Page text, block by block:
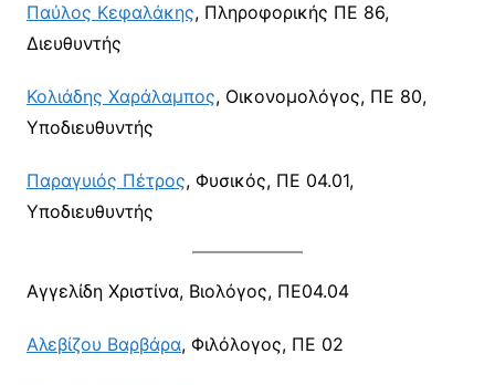
Παύλος Κεφαλάκης, Πληροφορικής ΠΕ 86,
Διευθυντής
Κολιάδης Χαράλαμπος, Οικονομολόγος, ΠΕ 80,
Υποδιευθυντής
Παραγυιός Πέτρος, Φυσικός, ΠΕ 04.01,
Υποδιευθυντής
Αγγελίδη Χριστίνα, Βιολόγος, ΠΕ04.04
Αλεβίζου Βαρβάρα, Φιλόλογος, ΠΕ 02